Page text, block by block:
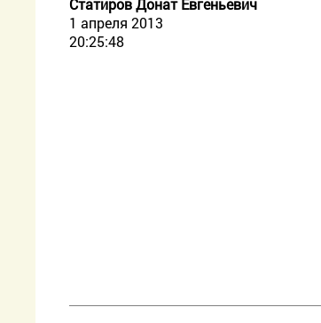
Статиров Донат Евгеньевич
1 апреля 2013
20:25:48